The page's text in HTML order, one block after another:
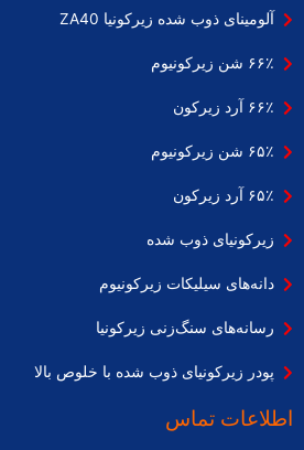
آلومینای ذوب شده زیرکونیا ZA40
۶۶٪ شن زیرکونیوم
۶۶٪ آرد زیرکون
۶۵٪ شن زیرکونیوم
۶۵٪ آرد زیرکون
زیرکونیای ذوب شده
دانه‌های سیلیکات زیرکونیوم
رسانه‌های سنگ‌زنی زیرکونیا
پودر زیرکونیای ذوب شده با خلوص بالا
اطلاعات تماس